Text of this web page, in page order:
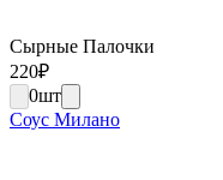
Сырные Палочки
220₽
0шт
Соус Милано